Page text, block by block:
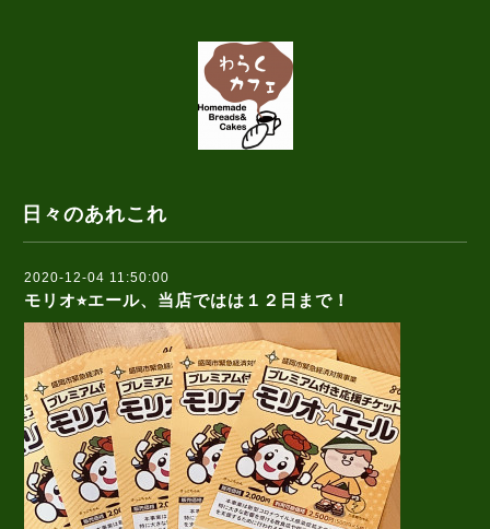
日々のあれこれ
2020-12-04 11:50:00
モリオ⭐︎エール、当店ではは１２日まで！